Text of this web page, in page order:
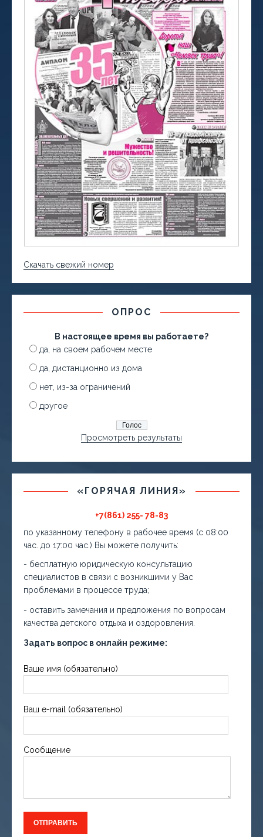
Скачать свежий номер
ОПРОС
В настоящее время вы работаете?
да, на своем рабочем месте
да, дистанционно из дома
нет, из-за ограничений
другое
Просмотреть результаты
«ГОРЯЧАЯ ЛИНИЯ»
+7(861) 255- 78-83
по указанному телефону в рабочее время (с 08:00
час. до 17:00 час.) Вы можете получить:
- бесплатную юридическую консультацию
специалистов в связи с возникшими у Вас
проблемами в процессе труда;
- оставить замечания и предложения по вопросам
качества детского отдыха и оздоровления.
Задать вопрос в онлайн режиме:
Ваше имя (обязательно)
Ваш e-mail (обязательно)
Сообщение